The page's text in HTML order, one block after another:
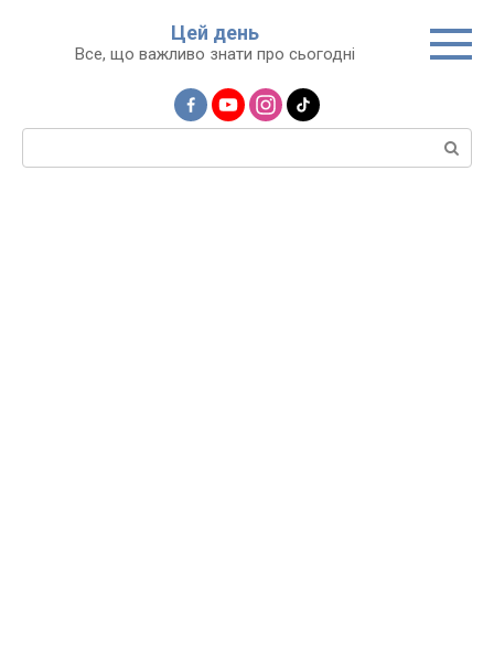
Цей день
Все, що важливо знати про сьогодні
Пошук: